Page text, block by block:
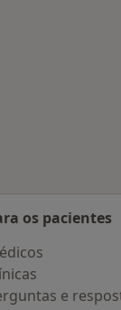
os pacientes
e